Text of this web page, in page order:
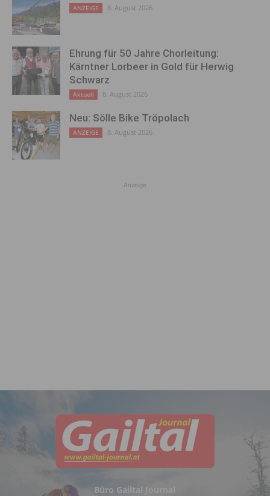
ANZEIGE 8. August 2026
Ehrung für 50 Jahre Chorleitung:
Kärntner Lorbeer in Gold für Herwig
Schwarz
Aktuell 8. August 2026
Neu: Sölle Bike Tröpolach
ANZEIGE 8. August 2026
Anzeige
Büro Gailtal Journal